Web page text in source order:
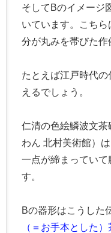
そしてBのイメージ
いています。こち
分が丸みを帯びた作
たとえば江戸時代
えるでしょう。
仁清の色絵鱗波文
わん 北村美術館）
一点が締まってい
す。
Bの器形はこうした
（＝お手本とした